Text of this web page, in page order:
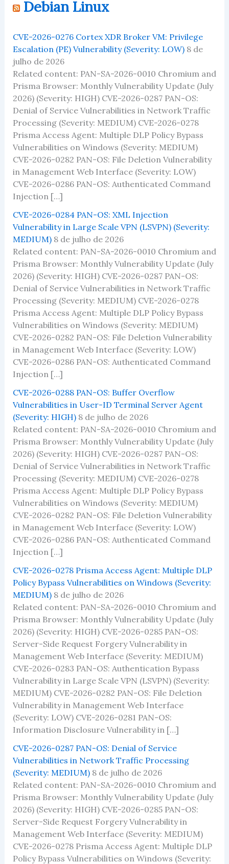
Debian Linux
CVE-2026-0276 Cortex XDR Broker VM: Privilege
Escalation (PE) Vulnerability (Severity: LOW) 8 de
julho de 2026
Related content: PAN-SA-2026-0010 Chromium and
Prisma Browser: Monthly Vulnerability Update (July
2026) (Severity: HIGH) CVE-2026-0287 PAN-OS:
Denial of Service Vulnerabilities in Network Traffic
Processing (Severity: MEDIUM) CVE-2026-0278
Prisma Access Agent: Multiple DLP Policy Bypass
Vulnerabilities on Windows (Severity: MEDIUM)
CVE-2026-0282 PAN-OS: File Deletion Vulnerability
in Management Web Interface (Severity: LOW)
CVE-2026-0286 PAN-OS: Authenticated Command
Injection […]
CVE-2026-0284 PAN-OS: XML Injection
Vulnerability in Large Scale VPN (LSVPN) (Severity:
MEDIUM) 8 de julho de 2026
Related content: PAN-SA-2026-0010 Chromium and
Prisma Browser: Monthly Vulnerability Update (July
2026) (Severity: HIGH) CVE-2026-0287 PAN-OS:
Denial of Service Vulnerabilities in Network Traffic
Processing (Severity: MEDIUM) CVE-2026-0278
Prisma Access Agent: Multiple DLP Policy Bypass
Vulnerabilities on Windows (Severity: MEDIUM)
CVE-2026-0282 PAN-OS: File Deletion Vulnerability
in Management Web Interface (Severity: LOW)
CVE-2026-0286 PAN-OS: Authenticated Command
Injection […]
CVE-2026-0288 PAN-OS: Buffer Overflow
Vulnerabilities in User-ID Terminal Server Agent
(Severity: HIGH) 8 de julho de 2026
Related content: PAN-SA-2026-0010 Chromium and
Prisma Browser: Monthly Vulnerability Update (July
2026) (Severity: HIGH) CVE-2026-0287 PAN-OS:
Denial of Service Vulnerabilities in Network Traffic
Processing (Severity: MEDIUM) CVE-2026-0278
Prisma Access Agent: Multiple DLP Policy Bypass
Vulnerabilities on Windows (Severity: MEDIUM)
CVE-2026-0282 PAN-OS: File Deletion Vulnerability
in Management Web Interface (Severity: LOW)
CVE-2026-0286 PAN-OS: Authenticated Command
Injection […]
CVE-2026-0278 Prisma Access Agent: Multiple DLP
Policy Bypass Vulnerabilities on Windows (Severity:
MEDIUM) 8 de julho de 2026
Related content: PAN-SA-2026-0010 Chromium and
Prisma Browser: Monthly Vulnerability Update (July
2026) (Severity: HIGH) CVE-2026-0285 PAN-OS:
Server-Side Request Forgery Vulnerability in
Management Web Interface (Severity: MEDIUM)
CVE-2026-0283 PAN-OS: Authentication Bypass
Vulnerability in Large Scale VPN (LSVPN) (Severity:
MEDIUM) CVE-2026-0282 PAN-OS: File Deletion
Vulnerability in Management Web Interface
(Severity: LOW) CVE-2026-0281 PAN-OS:
Information Disclosure Vulnerability in […]
CVE-2026-0287 PAN-OS: Denial of Service
Vulnerabilities in Network Traffic Processing
(Severity: MEDIUM) 8 de julho de 2026
Related content: PAN-SA-2026-0010 Chromium and
Prisma Browser: Monthly Vulnerability Update (July
2026) (Severity: HIGH) CVE-2026-0285 PAN-OS:
Server-Side Request Forgery Vulnerability in
Management Web Interface (Severity: MEDIUM)
CVE-2026-0278 Prisma Access Agent: Multiple DLP
Policy Bypass Vulnerabilities on Windows (Severity:
abaixo.